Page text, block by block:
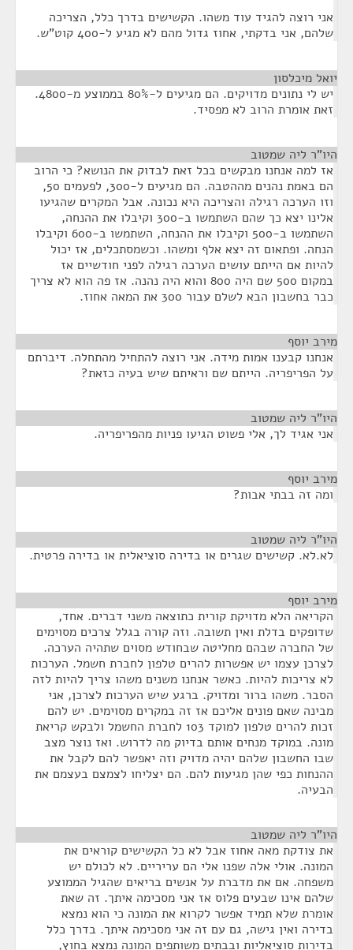
אני רוצה להגיד עוד משהו. הקשישים בדרך כלל, הצריכה
שלהם, אני בדקתי, אחוז גדול מהם לא מגיע ל-400 קוט”ש.
יואל מיכלסון
יש לי נתונים מדויקים. הם מגיעים ל-80% בממוצע מ-4800.
זאת אומרת הרוב לא מפסיד.
היו"ר ליה שמטוב
אז למה אנחנו מבקשים בכל זאת לבדוק את הנושא? כי הרוב
הם באמת נהנים מההטבה. הם מגיעים ל-300, לפעמים 50,
וזו הערכה רגילה והצריכה היא נכונה. אבל המקרים שהגיעו
אלינו יצא כך שהם השתמשו ב-300 וקיבלו את ההנחה,
השתמשו ב-500 וקיבלו את ההנחה, השתמשו ב-600 וקיבלו
הנחה. ופתאום זה יצא אלף ומשהו. וכשמסתכלים, אז יכול
להיות אם הייתם עושים הערכה רגילה לפני חודשיים אז
במקום 500 שם היה 800 והוא היה נהנה. אז פה הוא לא צריך
כבר בחשבון הבא לשלם עבור 300 את המאה אחוז.
מירב יוסף
אנחנו קבענו אמות מידה. אני רוצה להתחיל מהתחלה. דיברתם
על הפריפריה. הייתם שם וראיתם שיש בעיה כזאת?
היו"ר ליה שמטוב
אני אגיד לך, אלי פשוט הגיעו פניות מהפריפריה.
מירב יוסף
ומה זה בבתי אבות?
היו"ר ליה שמטוב
לא.לא. קשישים שגרים או בדירה סוציאלית או בדירה פרטית.
מירב יוסף
הקריאה הלא מדויקת קורית כתוצאה משני דברים. אחד,
שדופקים בדלת ואין תשובה. וזה קורה בגלל צרכים מסוימים
של החברה שבהם מחליטה שבחודש מסוים שתהיה הערכה.
לצרכן עצמו יש אפשרות להרים טלפון לחברת חשמל. הערכות
לא צריכות להיות. כאשר אנחנו משנים משהו צריך להיות לזה
הסבר. משהו ברור ומדויק. ברגע שיש הערכות לצרכן, אני
מבינה שאם פונים אליכם אז זה במקרים מסוימים. יש להם
זכות להרים טלפון למוקד 103 לחברת החשמל ולבקש קריאת
מונה. במוקד מנחים אותם בדיוק מה לדרוש. ואז נוצר מצב
שבו החשבון שלהם יהיה מדויק וזה יאפשר להם לקבל את
ההנחות כפי שהן מגיעות להם. הם יצליחו לצמצם בעצמם את
הבעיה.
היו"ר ליה שמטוב
את צודקת מאה אחוז אבל לא כל הקשישים קוראים את
המונה. אולי אלה שפנו אלי הם עריריים. לא לכולם יש
משפחה. אם את מדברת על אנשים בריאים שהגיל הממוצע
שלהם אינו שבעים פלוס אז אני מסכימה איתך. זה שאת
אומרת שלא תמיד אפשר לקרוא את המונה כי הוא נמצא
בדירה ואין גישה, גם עם זה אני מסכימה איתך. בדרך כלל
בדירות סוציאליות ובבתים משותפים המונה נמצא בחוץ,